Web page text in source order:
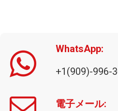
WhatsApp:
+1(909)-996-
電子メール: